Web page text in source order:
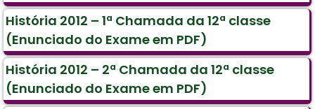
História 2012 – 1ª Chamada da 12ª classe
(Enunciado do Exame em PDF)
História 2012 – 2ª Chamada da 12ª classe
(Enunciado do Exame em PDF)